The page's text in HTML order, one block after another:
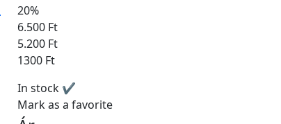
20%
6.500 Ft
5.200 Ft
1300 Ft
In stock ✔
Mark as a favorite